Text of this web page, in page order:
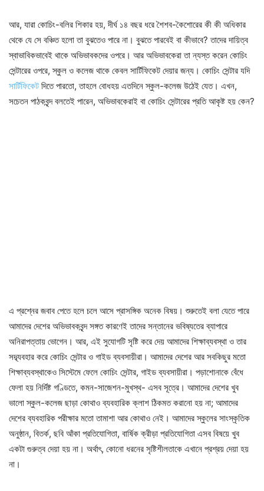
আর, যারা কোচিং-বলির শিকার হয়, দীর্ঘ ১৪ বছর ধরে শৈশব-কৈশোরের কী কী অধিকার
থেকে যে সে বঞ্চিত হলো তা বুঝতেও পারে না। বুঝতে পারবেই বা কীভাবে? তাদের দায়িত্ব
স্বাভাবিকভাবেই থাকে অভিভাবকদের ওপরে। আর অভিভাবকেরা তা ন্যস্ত করেন কোচিং
সেন্টারের ওপরে, স্কুল ও কলেজ থাকে কেবল সার্টিফিকেট দেয়ার জন্য। কোচিং সেন্টার যদি
সার্টিফিকেট দিতে পারতো, তাহলে বোধহয় এতদিনে স্কুল-কলেজ উঠেই যেত। এখন,
সচেতন পাঠকবৃন্দ বলতেই পারেন, অভিভাবকেরাই বা কোচিং সেন্টারের প্রতি আকৃষ্ট হয় কেন?
এ প্রশ্নের জবাব পেতে হলে চলে আসে প্রাসঙ্গিক অনেক বিষয়। শুরুতেই বলা যেতে পারে
আমাদের দেশের অভিভাবকবৃন্দ সঙ্গত কারণেই তাদের সন্তানের ভবিষ্যতের ব্যাপারে
অনিরাপত্তায় ভোগেন। আর, এই সুযোগটি সৃষ্টি করে দেয় আমাদের শিক্ষাব্যবস্থা ও তার
সদ্ব্যবহার করে কোচিং সেন্টার ও গাইড ব্যবসায়ীরা। আমাদের দেশের আর সবকিছুর মতো
শিক্ষাব্যবস্থাকেও সিস্টেমে ফেলে কোচিং সেন্টার, গাইড ব্যবসায়ীরা। পড়াশোনাকে বেঁধে
ফেলা হয় নির্দিষ্ট গণ্ডিতে, কমন-সাজেশন-মুখস্থ- এসব সূত্রে। আমাদের দেশের খুব
ভালো স্কুল-কলেজ ছাড়া কোথাও ব্যবহারিক ক্লাশ ঠিকমত করানো হয় না; আমাদের
দেশের ব্যবহারিক পরীক্ষার মতো তামাশা আর কোথাও নেই। আমাদের স্কুলের সাংস্কৃতিক
অনুষ্ঠান, বিতর্ক, ছবি আঁকা প্রতিযোগিতা, বার্ষিক ক্রীড়া প্রতিযোগিতা এসব বিষয়ে খুব
একটা গুরুত্ব দেয়া হয় না। অর্থাৎ, কোনো ধরনের সৃষ্টিশীলতাকে এখানে প্রশ্রয় দেয়া হয়
না।